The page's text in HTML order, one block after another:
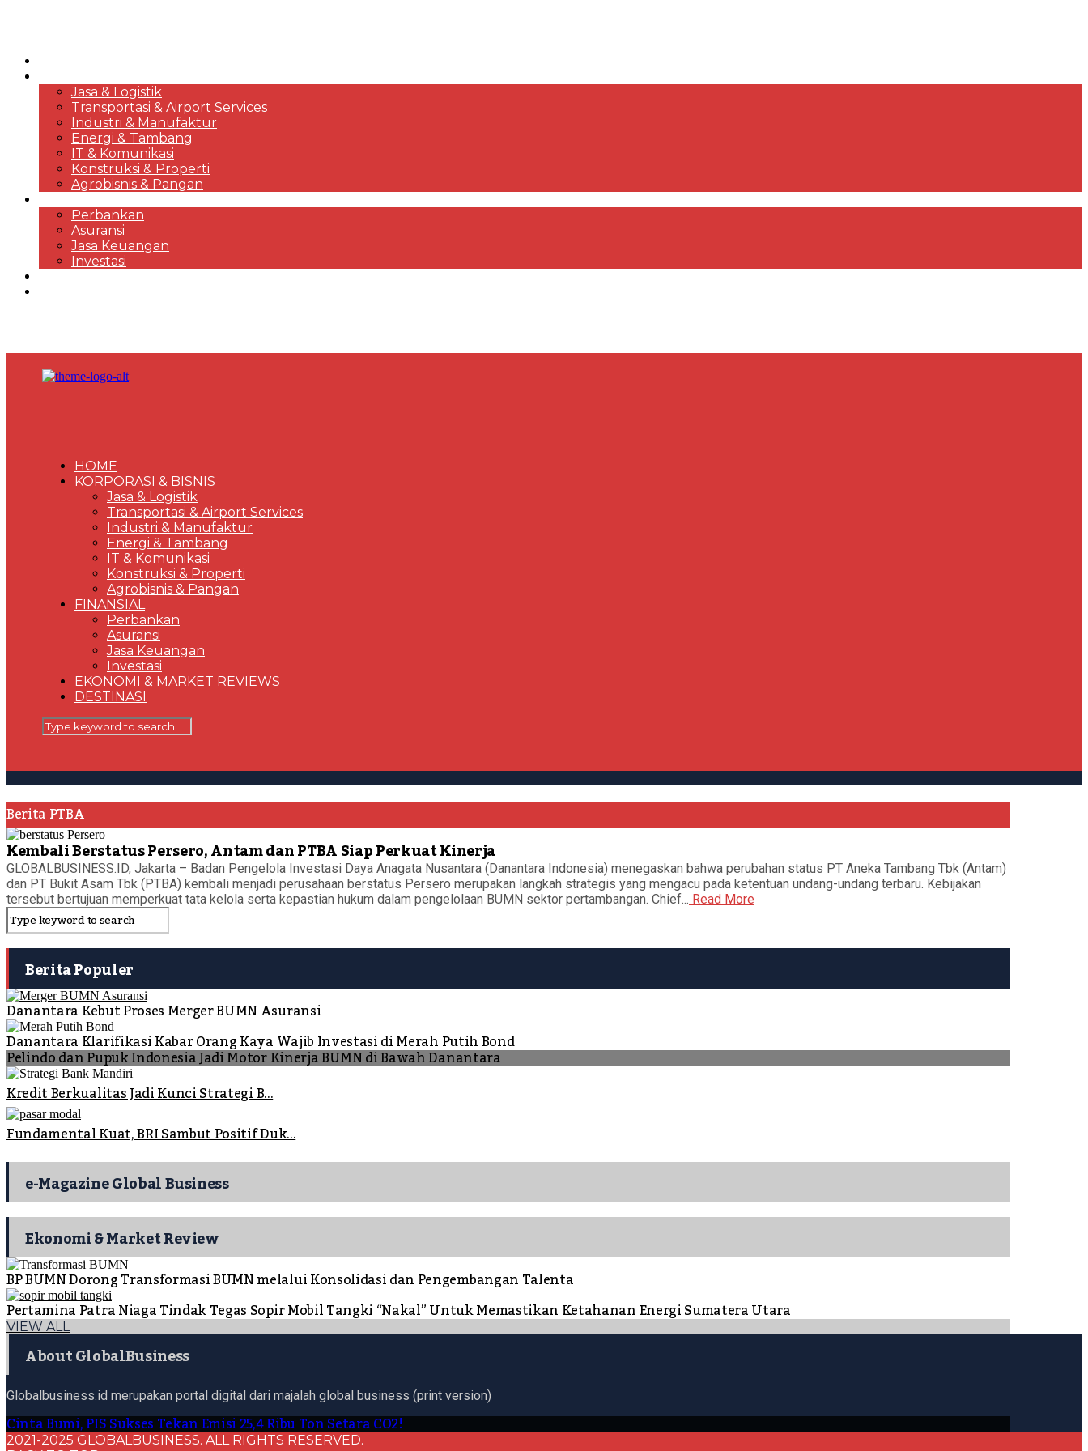
Jasa & Logistik
Transportasi & Airport Services
Industri & Manufaktur
Energi & Tambang
IT & Komunikasi
Konstruksi & Properti
Agrobisnis & Pangan
Perbankan
Asuransi
Jasa Keuangan
Investasi
HOME
KORPORASI & BISNIS
Jasa & Logistik
Transportasi & Airport Services
Industri & Manufaktur
Energi & Tambang
IT & Komunikasi
Konstruksi & Properti
Agrobisnis & Pangan
FINANSIAL
Perbankan
Asuransi
Jasa Keuangan
Investasi
EKONOMI & MARKET REVIEWS
DESTINASI
Berita PTBA
Kembali Berstatus Persero, Antam dan PTBA Siap Perkuat Kinerja
GLOBALBUSINESS.ID, Jakarta – Badan Pengelola Investasi Daya Anagata Nusantara (Danantara Indonesia) menegaskan bahwa perubahan status PT Aneka Tambang Tbk (Antam)
dan PT Bukit Asam Tbk (PTBA) kembali menjadi perusahaan berstatus Persero merupakan langkah strategis yang mengacu pada ketentuan undang-undang terbaru. Kebijakan
tersebut bertujuan memperkuat tata kelola serta kepastian hukum dalam pengelolaan BUMN sektor pertambangan. Chief... Read More
Berita Populer
Danantara Kebut Proses Merger BUMN Asuransi
Danantara Klarifikasi Kabar Orang Kaya Wajib Investasi di Merah Putih Bond
Pelindo dan Pupuk Indonesia Jadi Motor Kinerja BUMN di Bawah Danantara
Kredit Berkualitas Jadi Kunci Strategi B...
Fundamental Kuat, BRI Sambut Positif Duk...
e-Magazine Global Business
Ekonomi & Market Review
BP BUMN Dorong Transformasi BUMN melalui Konsolidasi dan Pengembangan Talenta
Pertamina Patra Niaga Tindak Tegas Sopir Mobil Tangki “Nakal” Untuk Memastikan Ketahanan Energi Sumatera Utara
VIEW ALL
About GlobalBusiness
Globalbusiness.id merupakan portal digital dari majalah global business (print version)
Cinta Bumi, PIS Sukses Tekan Emisi 25,4 Ribu Ton Setara CO2!
2021-2025 GLOBALBUSINESS. ALL RIGHTS RESERVED.